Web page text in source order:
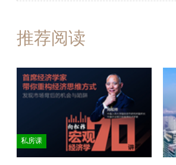
推荐阅读
私房课